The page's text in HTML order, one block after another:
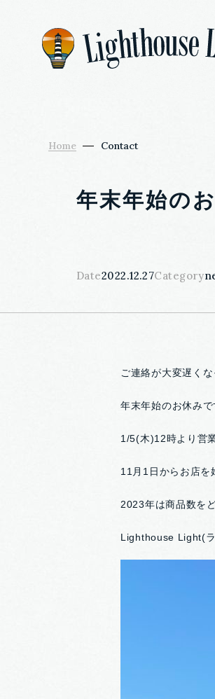
Home Contact
年末年始の
Date2022.12.27Category
ご連絡が大変遅くな
年末年始のお休み
1/5(木)12時より営
11月1日からお店を
2023年は商品数を
Lighthouse Light(